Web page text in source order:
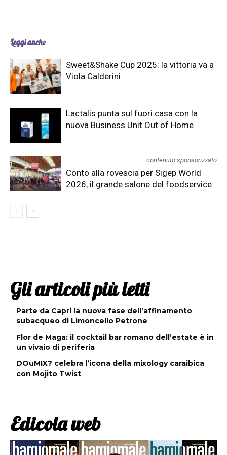
Leggi anche
Sweet&Shake Cup 2025: la vittoria va a
Viola Calderini
Lactalis punta sul fuori casa con la
nuova Business Unit Out of Home
contenuto sponsorizzato
Conto alla rovescia per Sigep World
2026, il grande salone del foodservice
Gli articoli più letti
Parte da Capri la nuova fase dell’affinamento
subacqueo di Limoncello Petrone
Flor de Maga: il cocktail bar romano dell’estate è in
un vivaio di periferia
DOuMIX? celebra l’icona della mixology caraibica
con Mojito Twist
Edicola web